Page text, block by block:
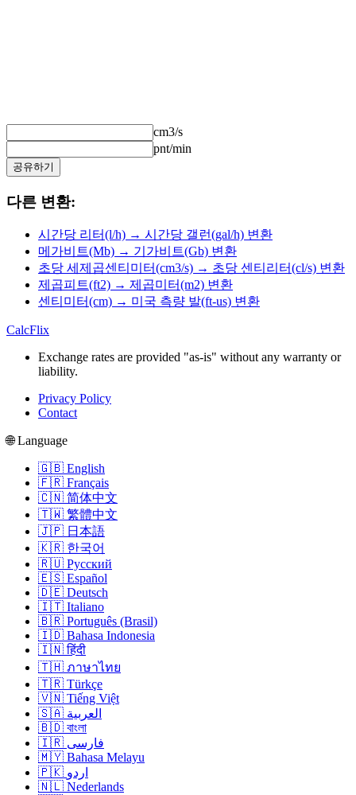
cm3/s
pnt/min
공유하기
다른 변환:
시간당 리터(l/h) → 시간당 갤런(gal/h) 변환
메가비트(Mb) → 기가비트(Gb) 변환
초당 세제곱센티미터(cm3/s) → 초당 센티리터(cl/s) 변환
제곱피트(ft2) → 제곱미터(m2) 변환
센티미터(cm) → 미국 측량 발(ft-us) 변환
CalcFlix
Exchange rates are provided "as-is" without any warranty or
liability.
Privacy Policy
Contact
🌐 Language
🇬🇧 English
🇫🇷 Français
🇨🇳 简体中文
🇹🇼 繁體中文
🇯🇵 日本語
🇰🇷 한국어
🇷🇺 Русский
🇪🇸 Español
🇩🇪 Deutsch
🇮🇹 Italiano
🇧🇷 Português (Brasil)
🇮🇩 Bahasa Indonesia
🇮🇳 हिंदी
🇹🇭 ภาษาไทย
🇹🇷 Türkçe
🇻🇳 Tiếng Việt
🇸🇦 العربية
🇧🇩 বাংলা
🇮🇷 فارسی
🇲🇾 Bahasa Melayu
🇵🇰 اردو
🇳🇱 Nederlands